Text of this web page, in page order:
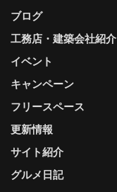
更新情報
サイト紹介
グルメ日記
ブログ
工務店・建築会社紹介
イベント
キャンペーン
フリースペース